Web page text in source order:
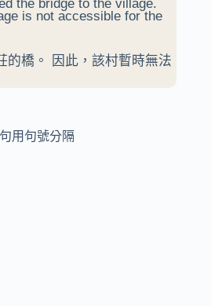
the bridge to the village.
is not accessible for the
的橋。 因此，該村暫時無法
用句號分隔